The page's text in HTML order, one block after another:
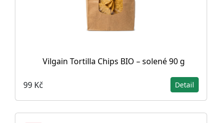
Vilgain Tortilla Chips BIO – solené 90 g
99 Kč Detail